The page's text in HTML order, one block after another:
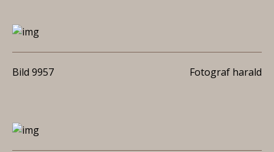
Bild 9957 Fotograf harald